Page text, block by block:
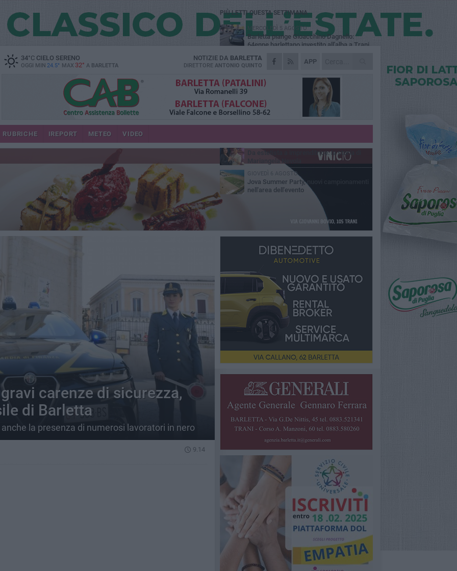
34°CCIELO SERENO
OGGI MIN 24.5° MAX 32° A BARLETTA
APP
NOTIZIE DA BARLETTA
DIRETTORE ANTONIO QUINTO
RUBRICHE IREPORT METEO VIDEO
carenze di sicurezza,
di Barletta
la presenza di numerosi lavoratori in nero
9.14
PIÙ LETTI QUESTA SETTIMANA
MERCOLEDÌ 5 AGOSTO
Barletta piange Gioacchino Dagnello:
64enne barlettano investito all'alba a Trani
GIOVEDÌ 6 AGOSTO
Il ricordo di "Cecco", il benzinaio col
separavano dalla pensione»
VENERDÌ 7 AGOSTO
Incidente sulla 16 bis a Barletta, traffico
bloccato verso Bari
MERCOLEDÌ 5 AGOSTO
Jova Summer Party, giovedì mattina
VENERDÌ 7 AGOSTO
Da estetista a imprenditrice: la storia di
GIOVEDÌ 6 AGOSTO
Jova Summer Party, nuovi campionamenti
nell'area dell'evento